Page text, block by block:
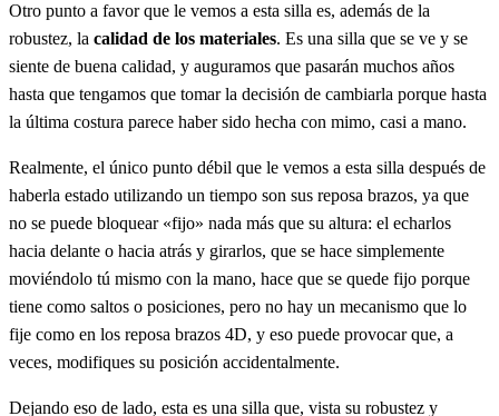
Otro punto a favor que le vemos a esta silla es, además de la
robustez, la calidad de los materiales. Es una silla que se ve y se
siente de buena calidad, y auguramos que pasarán muchos años
hasta que tengamos que tomar la decisión de cambiarla porque hasta
la última costura parece haber sido hecha con mimo, casi a mano.
Realmente, el único punto débil que le vemos a esta silla después de
haberla estado utilizando un tiempo son sus reposa brazos, ya que
no se puede bloquear «fijo» nada más que su altura: el echarlos
hacia delante o hacia atrás y girarlos, que se hace simplemente
moviéndolo tú mismo con la mano, hace que se quede fijo porque
tiene como saltos o posiciones, pero no hay un mecanismo que lo
fije como en los reposa brazos 4D, y eso puede provocar que, a
veces, modifiques su posición accidentalmente.
Dejando eso de lado, esta es una silla que, vista su robustez y